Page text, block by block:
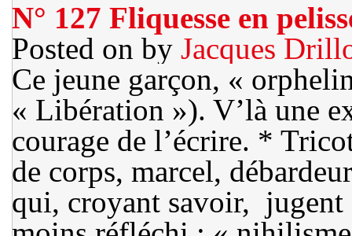
N° 127 Fliquesse en
Posted on by Jacques
Ce jeune garçon, «
« Libération »). V’là une
courage de l’écrire. *
de corps, marcel,
qui, croyant savoir, jugent